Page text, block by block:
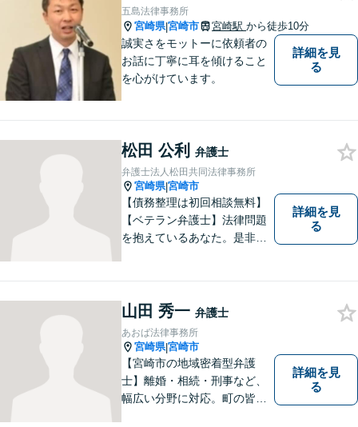
五島法律事務所
宮崎県|宮崎市 宮崎駅 から徒歩10分
誠実さをモットーに依頼者の
お話に丁寧に耳を傾けること
を心がけています。
詳細を見
る
松田 公利 弁護士
弁護士法人松田共同法律事務所
宮崎県|宮崎市
【債務整理は初回相談無料】
【ベテラン弁護士】法律問題
を抱えているあなた。是非一
詳細を見
る
山田 秀一 弁護士
あおば法律事務所
宮崎県|宮崎市
【宮崎市の地域密着型弁護
士】離婚・相続・刑事など、
幅広い分野に対応。町の皆様
詳細を見
る